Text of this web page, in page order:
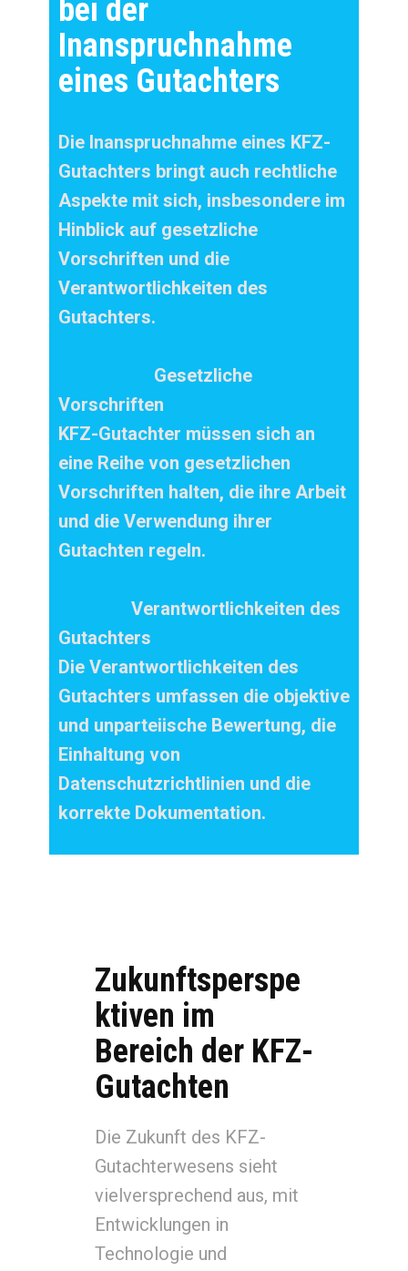
bei der
Inanspruchnahme
eines Gutachters
Die Inanspruchnahme eines KFZ-
Gutachters bringt auch rechtliche
Aspekte mit sich, insbesondere im
Hinblick auf gesetzliche
Vorschriften und die
Verantwortlichkeiten des
Gutachters.
Gesetzliche
Vorschriften
KFZ-Gutachter müssen sich an
eine Reihe von gesetzlichen
Vorschriften halten, die ihre Arbeit
und die Verwendung ihrer
Gutachten regeln.
Verantwortlichkeiten des
Gutachters
Die Verantwortlichkeiten des
Gutachters umfassen die objektive
und unparteiische Bewertung, die
Einhaltung von
Datenschutzrichtlinien und die
korrekte Dokumentation.
Zukunftsperspe
ktiven im
Bereich der KFZ-
Gutachten
Die Zukunft des KFZ-
Gutachterwesens sieht
vielversprechend aus, mit
Entwicklungen in
Technologie und